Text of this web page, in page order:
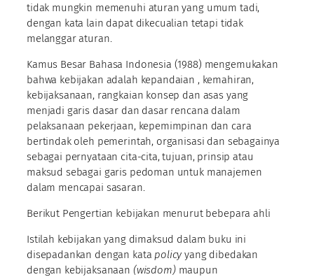
tidak mungkin memenuhi aturan yang umum tadi,
dengan kata lain dapat dikecualian tetapi tidak
melanggar aturan.
Kamus Besar Bahasa Indonesia (1988) mengemukakan
bahwa kebijakan adalah kepandaian , kemahiran,
kebijaksanaan, rangkaian konsep dan asas yang
menjadi garis dasar dan dasar rencana dalam
pelaksanaan pekerjaan, kepemimpinan dan cara
bertindak oleh pemerintah, organisasi dan sebagainya
sebagai pernyataan cita-cita, tujuan, prinsip atau
maksud sebagai garis pedoman untuk manajemen
dalam mencapai sasaran.
Berikut Pengertian kebijakan menurut bebepara ahli
Istilah kebijakan yang dimaksud dalam buku ini
disepadankan dengan kata policyyang dibedakan
dengan kebijaksanaan (wisdom)maupun